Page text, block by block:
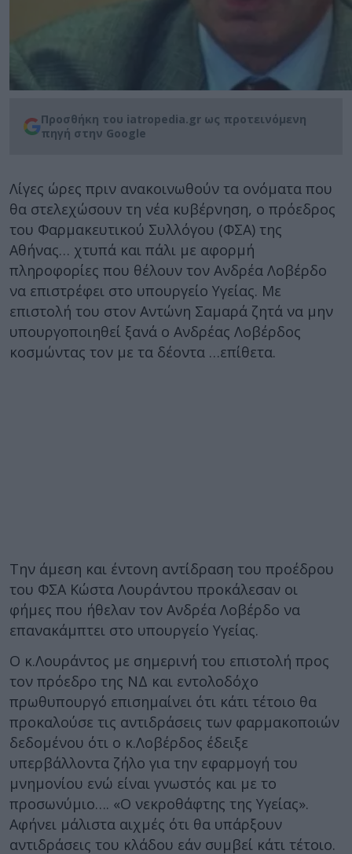
Προσθήκη του iatropedia.gr ως προτεινόμενη
πηγή στην Google
Λίγες ώρες πριν ανακοινωθούν τα ονόματα που
θα στελεχώσουν τη νέα κυβέρνηση, ο πρόεδρος
του Φαρμακευτικού Συλλόγου (ΦΣΑ) της
Αθήνας… χτυπά και πάλι με αφορμή
πληροφορίες που θέλουν τον Ανδρέα Λοβέρδο
να επιστρέφει στο υπουργείο Υγείας. Με
επιστολή του στον Αντώνη Σαμαρά ζητά να μην
υπουργοποιηθεί ξανά ο Ανδρέας Λοβέρδος
κοσμώντας τον με τα δέοντα …επίθετα.
Την άμεση και έντονη αντίδραση του προέδρου
του ΦΣΑ Κώστα Λουράντου προκάλεσαν οι
φήμες που ήθελαν τον Ανδρέα Λοβέρδο να
επανακάμπτει στο υπουργείο Υγείας.
Ο κ.Λουράντος με σημερινή του επιστολή προς
τον πρόεδρο της ΝΔ και εντολοδόχο
πρωθυπουργό επισημαίνει ότι κάτι τέτοιο θα
προκαλούσε τις αντιδράσεις των φαρμακοποιών
δεδομένου ότι ο κ.Λοβέρδος έδειξε
υπερβάλλοντα ζήλο για την εφαρμογή του
μνημονίου ενώ είναι γνωστός και με το
προσωνύμιο…. «Ο νεκροθάφτης της Υγείας».
Αφήνει μάλιστα αιχμές ότι θα υπάρξουν
αντιδράσεις του κλάδου εάν συμβεί κάτι τέτοιο.